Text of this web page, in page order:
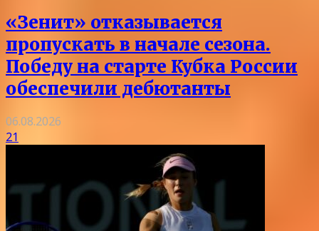
«Зенит» отказывается
пропускать в начале сезона.
Победу на старте Кубка России
обеспечили дебютанты
06.08.2026
21